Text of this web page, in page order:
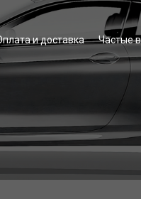
и доставка Частые